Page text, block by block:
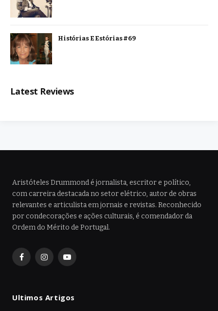
Histórias E Estórias #69
Latest Reviews
Aristóteles Drummond é jornalista, escritor e político,
com carreira destacada no setor elétrico, autor de obras
relevantes e articulista em jornais e revistas. Reconhecido
por condecorações e ações culturais, é comendador da
Ordem do Mérito de Portugal.
FacebookInstagramYouTube
Ultimos Artigos